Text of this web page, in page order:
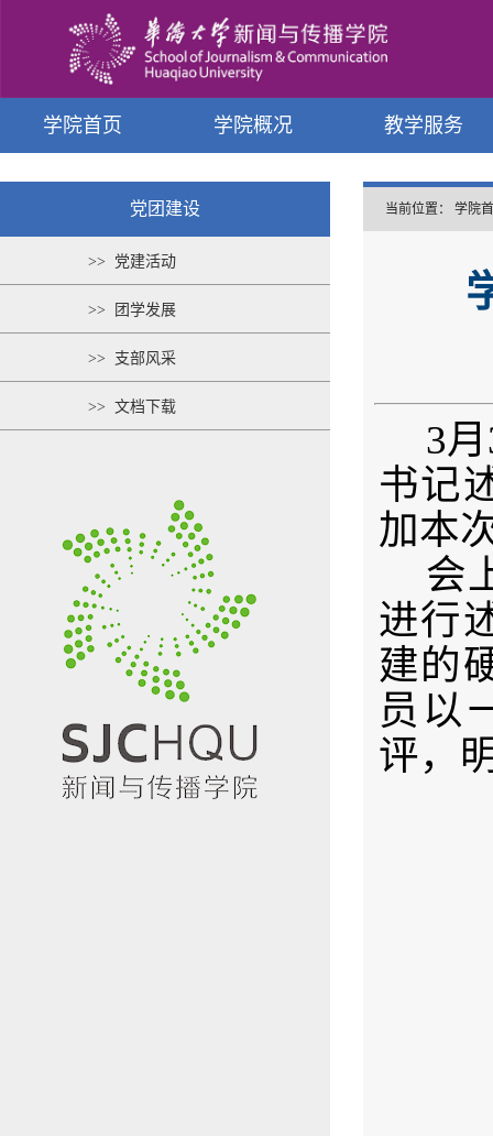
学院首页 学院概况 教学服务
党团建设
>> 党建活动
>> 团学发展
>> 支部风采
>> 文档下载
当前位置： 学院
3
书记
加本
会
进行
建的
员以
评，